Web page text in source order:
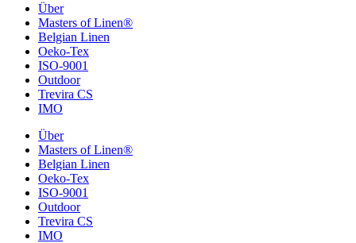
Über
Masters of Linen®
Belgian Linen
Oeko-Tex
ISO-9001
Outdoor
Trevira CS
IMO
Über
Masters of Linen®
Belgian Linen
Oeko-Tex
ISO-9001
Outdoor
Trevira CS
IMO